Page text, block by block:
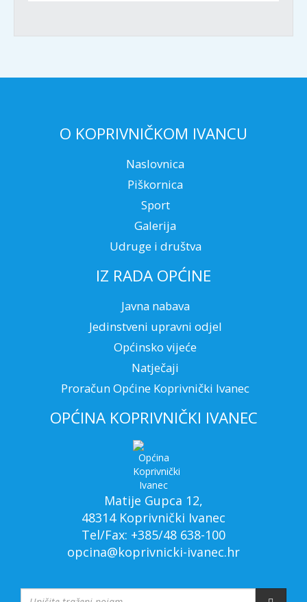
O KOPRIVNIČKOM IVANCU
Naslovnica
Piškornica
Sport
Galerija
Udruge i društva
IZ RADA OPĆINE
Javna nabava
Jedinstveni upravni odjel
Općinsko vijeće
Natječaji
Proračun Općine Koprivnički Ivanec
OPĆINA KOPRIVNIČKI IVANEC
Matije Gupca 12,
48314 Koprivnički Ivanec
Tel/Fax: +385/48 638-100
opcina@koprivnicki-ivanec.hr